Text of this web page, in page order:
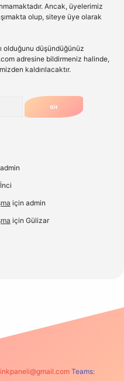
Ancak, üyelerimiz
olup, siteye üye olarak
olduğunu düşündüğünüz
adresine bildirmeniz halinde,
kaldırılacaktır.
admin
İnci
için admin
için Gülizar
Teams: